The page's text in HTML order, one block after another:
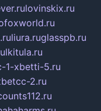
lovinskix.ru
liura.ruglasspb.ru
1-xbetti-5.ru
2.ru